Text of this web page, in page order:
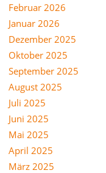
Februar 2026
Januar 2026
Dezember 2025
Oktober 2025
September 2025
August 2025
Juli 2025
Juni 2025
Mai 2025
April 2025
März 2025